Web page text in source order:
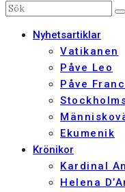
Nyhetsartiklar
Vatikanen
Påve Leo
Påve
Ekumenik
Krönikor
Kardinal
Helena